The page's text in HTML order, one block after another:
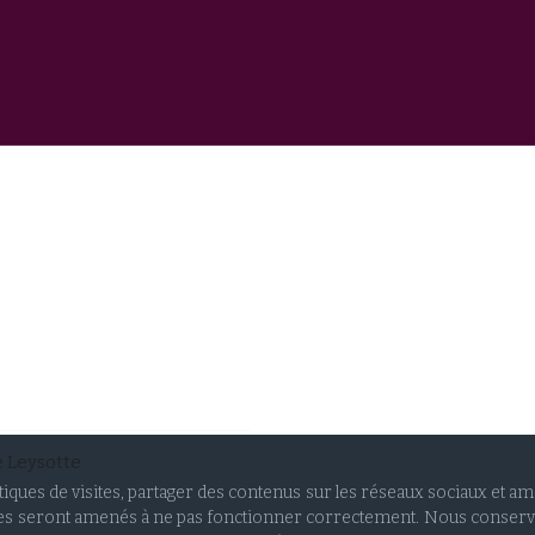
de visites, partager des contenus sur les réseaux sociaux et
seront amenés à ne pas fonctionner correctement. Nous
Leysotte